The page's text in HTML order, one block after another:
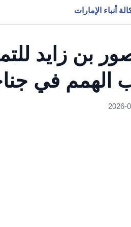
أنباء الإمارات
بن زايد
في
2026-